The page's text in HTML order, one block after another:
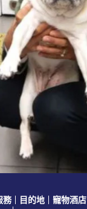
務 目的地 寵物酒店